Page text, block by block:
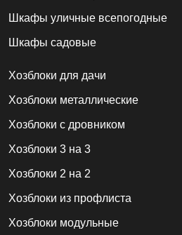
Шкафы уличные всепогодные
Шкафы садовые
Хозблоки для дачи
Хозблоки металлические
Хозблоки с дровником
Хозблоки 3 на 3
Хозблоки 2 на 2
Хозблоки из профлиста
Хозблоки модульные